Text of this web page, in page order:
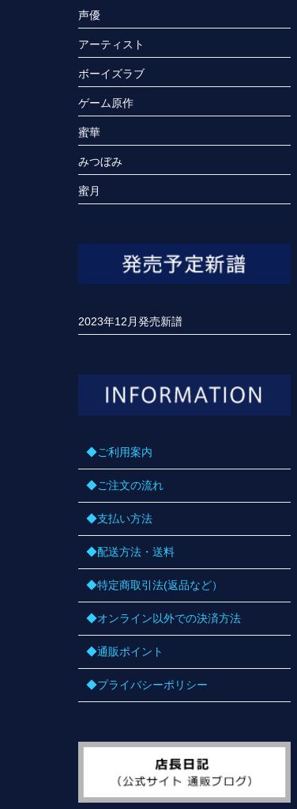
声優
アーティスト
ボーイズラブ
ゲーム原作
蜜華
みつぼみ
蜜月
2023年12月発売新譜
◆ご利用案内
◆ご注文の流れ
◆支払い方法
◆配送方法・送料
◆特定商取引法(返品など）
◆オンライン以外での決済方法
◆通販ポイント
◆プライバシーポリシー